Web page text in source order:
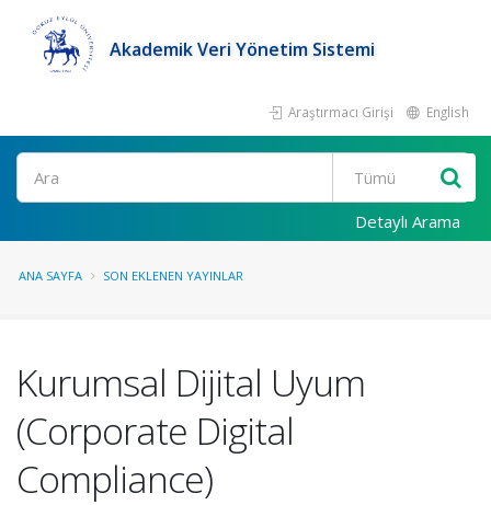
Akademik Veri Yönetim Sistemi
Araştırmacı Girişi English
Ara
Detaylı Arama
ANA SAYFA SON EKLENEN YAYINLAR
Kurumsal Dijital Uyum
(Corporate Digital
Compliance)